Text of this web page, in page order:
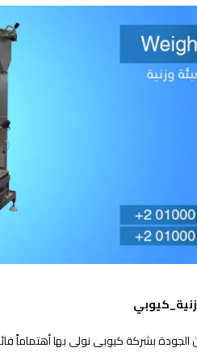
بشركة كيوبى نولى بها أهتماماً